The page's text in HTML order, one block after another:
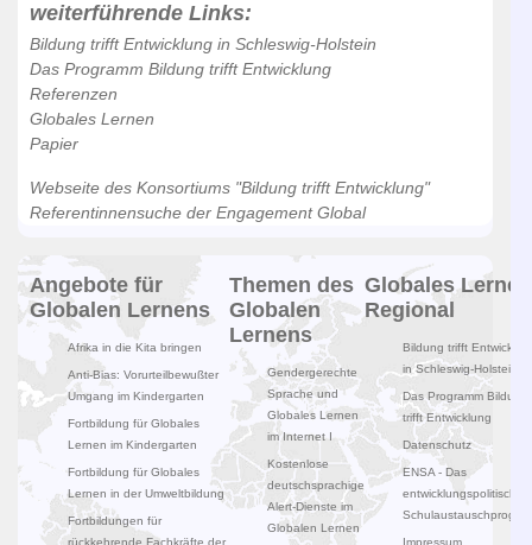
weiterführende Links:
Bildung trifft Entwicklung in Schleswig-Holstein
Das Programm Bildung trifft Entwicklung
Referenzen
Globales Lernen
Papier
Webseite des Konsortiums "Bildung trifft Entwicklung"
Referentinnensuche der Engagement Global
Angebote für
Globalen Lernens
Afrika in die Kita bringen
Anti-Bias: Vorurteilbewußter
Umgang im Kindergarten
Fortbildung für Globales
Lernen im Kindergarten
Fortbildung für Globales
Lernen in der Umweltbildung
Fortbildungen für
rückkehrende Fachkräfte der
Themen des
Globalen
Lernens
Gendergerechte
Sprache und
Globales Lernen
im Internet I
Kostenlose
deutschsprachige
Alert-Dienste im
Globalen Lernen
Globales Lernen
Regional
Bildung trifft
in Schleswig-Holstein
Das Programm Bildung
trifft Entwicklung
Datenschutz
ENSA - Das
entwicklungspolitische
Impressum